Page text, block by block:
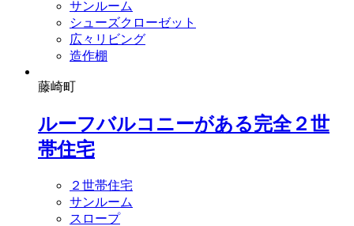
サンルーム
シューズクローゼット
広々リビング
造作棚
藤崎町
ルーフバルコニーがある完全２世
帯住宅
２世帯住宅
サンルーム
スロープ